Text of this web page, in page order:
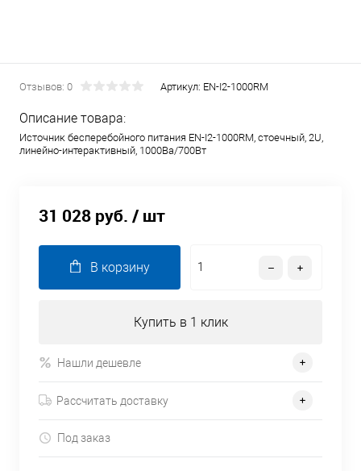
Отзывов: 0 Артикул: EN-I2-1000RM
Описание товара:
Источник бесперебойного питания EN-I2-1000RM, стоечный, 2U,
линейно-интерактивный, 1000Ва/700Вт
31 028 руб. / шт
В корзину
Купить в 1 клик
Нашли дешевле
Рассчитать доставку
Под заказ